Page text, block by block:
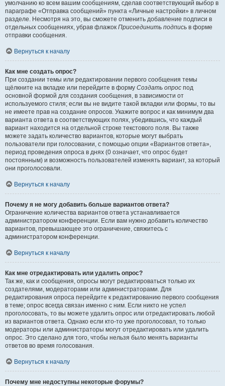
умолчанию ко всем вашим сообщениям, сделав соответствующий выбор в
параграфе «Отправка сообщений» пункта «Личные настройки» в личном
разделе. Несмотря на это, вы сможете отменить добавление подписи в
отдельных сообщениях, убрав флажок Присоединить подпись в форме
отправки сообщения.
Вернуться к началу
Как мне создать опрос?
При создании темы или редактировании первого сообщения темы
щёлкните на вкладке или перейдите в форму Создать опрос под
основной формой для создания сообщения, в зависимости от
используемого стиля; если вы не видите такой вкладки или формы, то вы
не имеете прав на создание опросов. Укажите вопрос и как минимум два
варианта ответа в соответствующих полях, убедившись, что каждый
вариант находится на отдельной строке текстового поля. Вы также
можете задать количество вариантов, которые могут выбрать
пользователи при голосовании, с помощью опции «Вариантов ответа»,
период проведения опроса в днях (0 означает, что опрос будет
постоянным) и возможность пользователей изменять вариант, за который
они проголосовали.
Вернуться к началу
Почему я не могу добавить больше вариантов ответа?
Ограничение количества вариантов ответа устанавливается
администратором конференции. Если вам нужно добавить количество
вариантов, превышающее это ограничение, свяжитесь с
администратором конференции.
Вернуться к началу
Как мне отредактировать или удалить опрос?
Так же, как и сообщения, опросы могут редактироваться только их
создателями, модераторами или администраторами. Для
редактирования опроса перейдите к редактированию первого сообщения
в теме; опрос всегда связан именно с ним. Если никто не успел
проголосовать, то вы можете удалить опрос или отредактировать любой
из вариантов ответа. Однако если кто-то уже проголосовал, то только
модераторы или администраторы могут отредактировать или удалить
опрос. Это сделано для того, чтобы нельзя было менять варианты
ответов во время голосования.
Вернуться к началу
Почему мне недоступны некоторые форумы?